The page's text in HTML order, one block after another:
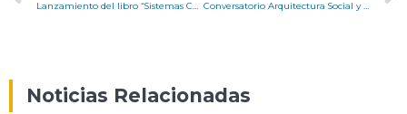
Noticias Relacionadas